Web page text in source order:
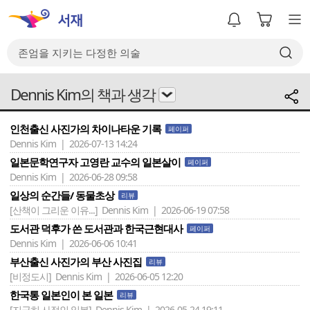
Dennis Kim의 책과 생각
인천출신 사진가의 차이나타운 기록 페이퍼
Dennis Kim | 2026-07-13 14:24
일본문학연구자 고영란 교수의 일본살이 페이퍼
Dennis Kim | 2026-06-28 09:58
일상의 순간들/ 동물초상 리뷰
[산책이 그리운 이유...] Dennis Kim | 2026-06-19 07:58
도서관 덕후가 쓴 도서관과 한국근현대사 페이퍼
Dennis Kim | 2026-06-06 10:41
부산출신 사진가의 부산 사진집 리뷰
[비정도시] Dennis Kim | 2026-06-05 12:20
한국통 일본인이 본 일본 리뷰